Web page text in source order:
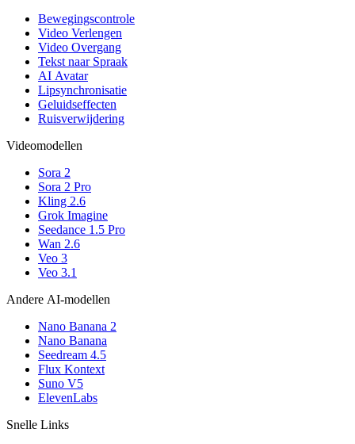
Bewegingscontrole
Video Verlengen
Video Overgang
Tekst naar Spraak
AI Avatar
Lipsynchronisatie
Geluidseffecten
Ruisverwijdering
Videomodellen
Sora 2
Sora 2 Pro
Kling 2.6
Grok Imagine
Seedance 1.5 Pro
Wan 2.6
Veo 3
Veo 3.1
Andere AI-modellen
Nano Banana 2
Nano Banana
Seedream 4.5
Flux Kontext
Suno V5
ElevenLabs
Snelle Links